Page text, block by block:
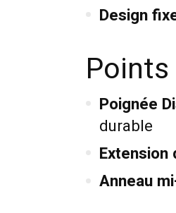
Design
Poignée
durable
Extension
Anneau